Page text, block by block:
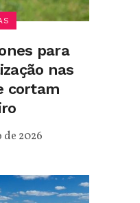
para
nas
cortam
de 2026